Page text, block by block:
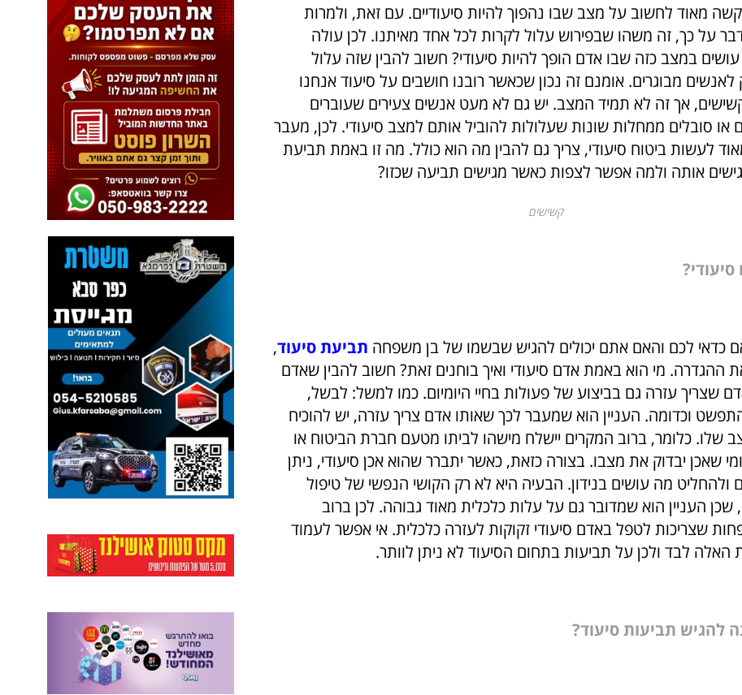
קשה מאוד לחשוב על מצב שבו נהפוך להיות סיעודיים. עם זאת, ולמרות
על כך, זה משהו שבפירוש עלול לקרות לכל אחד מאיתנו. לכן עולה
במצב כזה שבו אדם הופך להיות סיעודי? חשוב להבין שזה עלול
מבוגרים. אומנם זה נכון שכאשר רובנו חושבים על סיעוד אנחנו
אך זה לא תמיד המצב. יש גם לא מעט אנשים צעירים שעוברים
או סובלים ממחלות שונות שעלולות להוביל אותם למצב סיעודי. לכן, מעבר
לעשות ביטוח סיעודי, צריך גם להבין מה הוא כולל. מה זו באמת תביעת
אותה ולמה אפשר לצפות כאשר מגישים תביעה שכזו?
קשישים
כדאי לכם והאם אתם יכולים להגיש שבשמו של בן משפחה תביעת סיעוד,
ההגדרה. מי הוא באמת אדם סיעודי ואיך בוחנים זאת? חשוב להבין שאדם
שצריך עזרה גם בביצוע של פעולות בחיי היומיום. כמו למשל: לבשל,
וכדומה. העניין הוא שמעבר לכך שאותו אדם צריך עזרה, יש להוכיח
שלו. כלומר, ברוב המקרים יישלח מישהו לביתו מטעם חברת הביטוח או
שאכן יבדוק את מצבו. בצורה כזאת, כאשר יתברר שהוא אכן סיעודי, ניתן
ולהחליט מה עושים בנידון. הבעיה היא לא רק הקושי הנפשי של טיפול
שכן העניין הוא שמדובר גם על עלות כלכלית מאוד גבוהה. לכן ברוב
שצריכות לטפל באדם סיעודי זקוקות לעזרה כלכלית. אי אפשר לעמוד
האלה לבד ולכן על תביעות בתחום הסיעוד לא ניתן לוותר.
להגיש תביעות סיעוד?